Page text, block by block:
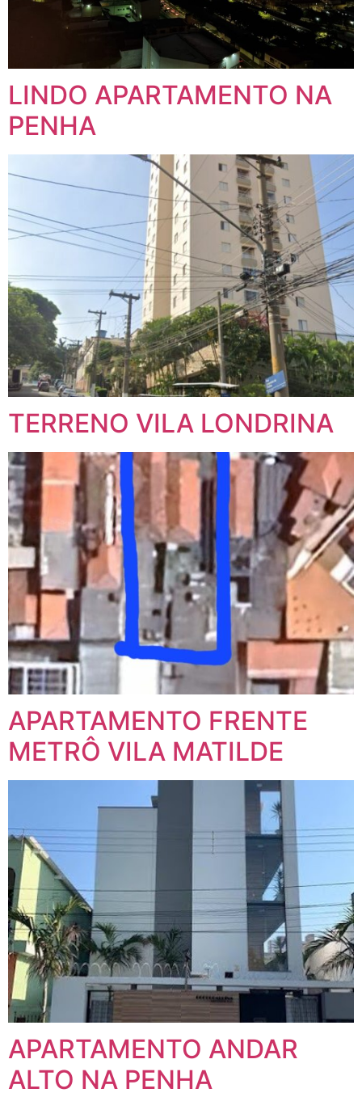
LINDO APARTAMENTO NA
PENHA
TERRENO VILA LONDRINA
APARTAMENTO FRENTE
METRÔ VILA MATILDE
APARTAMENTO ANDAR
ALTO NA PENHA